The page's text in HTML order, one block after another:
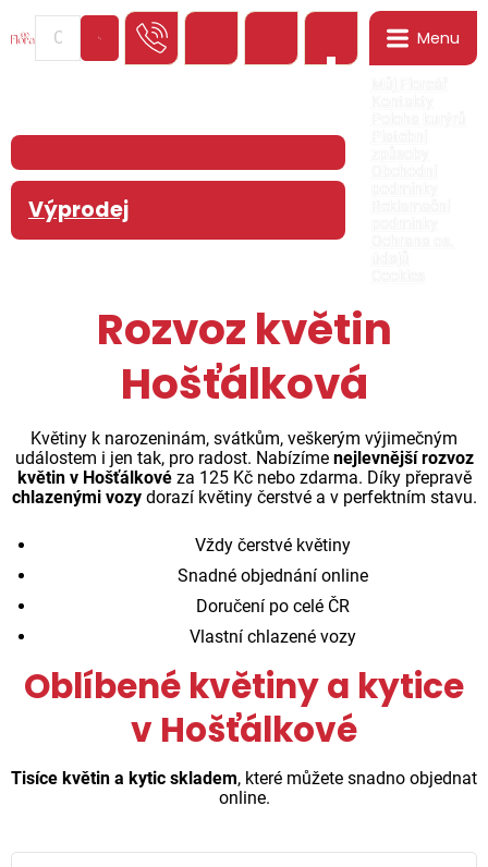
Menu
Výprodej
Rozvoz květin
Hošťálková
Květiny k narozeninám, svátkům, veškerým výjimečným
událostem i jen tak, pro radost. Nabízíme nejlevnější rozvoz
květin v Hošťálkovéza 125 Kč nebo zdarma. Díky přepravě
chlazenými vozydorazí květiny čerstvé a v perfektním stavu.
Vždy čerstvé květiny
Snadné objednání online
Doručení po celé ČR
Vlastní chlazené vozy
Oblíbené květiny a kytice
v Hošťálkové
Tisíce květin a kytic skladem, které můžete snadno objednat
online.